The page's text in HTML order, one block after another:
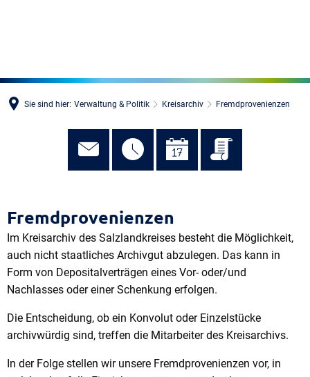
Sie sind hier: Verwaltung & Politik Kreisarchiv Fremdprovenienzen
Fremdprovenienzen
Im Kreisarchiv des Salzlandkreises besteht die Möglichkeit,
auch nicht staatliches Archivgut abzulegen. Das kann in
Form von Depositalverträgen eines Vor- oder/und
Nachlasses oder einer Schenkung erfolgen.
Die Entscheidung, ob ein Konvolut oder Einzelstücke
archivwürdig sind, treffen die Mitarbeiter des Kreisarchivs.
In der Folge stellen wir unsere Fremdprovenienzen vor, in